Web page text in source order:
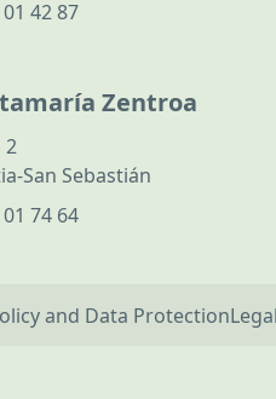
42 87
Zentroa
2
San Sebastián
74 64
and Data Protection